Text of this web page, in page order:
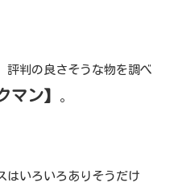
評判の良さそうな物を調べ
マン】 。
はいろいろありそうだけ